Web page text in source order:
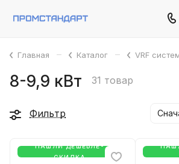
Главная – Каталог – VRF
8-9,9 кВт 31 товар
Фильтр
НАШЛИ ДЕШЕВЛЕ-
СКИДКА